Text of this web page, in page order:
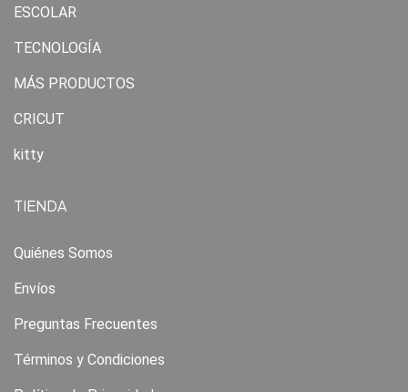
ESCOLAR
TECNOLOGÍA
MÁS PRODUCTOS
CRICUT
kitty
TIENDA
Quiénes Somos
Envíos
Preguntas Frecuentes
Términos y Condiciones